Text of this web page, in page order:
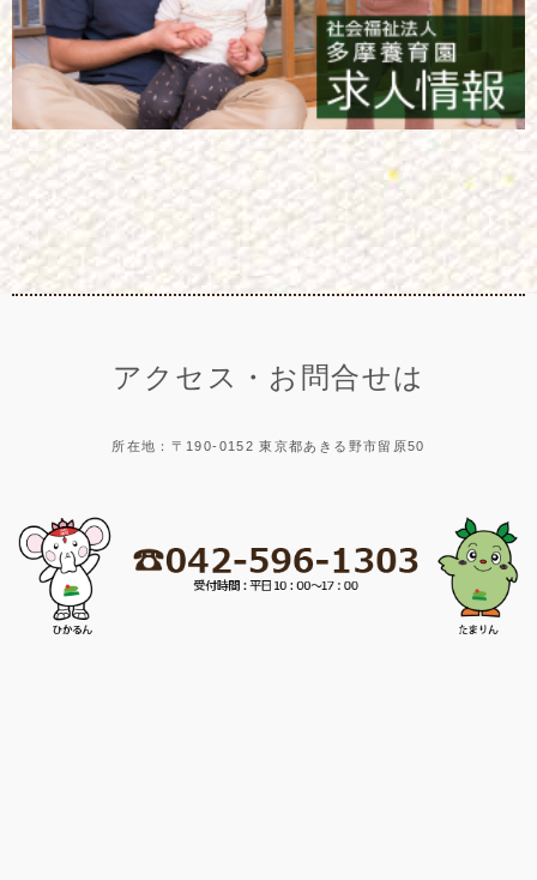
アクセス・お問合せは
所在地：〒190-0152 東京都あきる野市留原50